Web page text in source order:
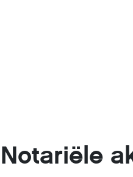
Notariële